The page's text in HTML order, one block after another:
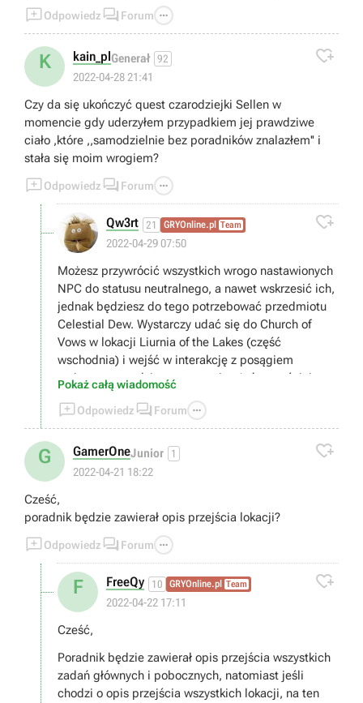
Odpowiedz  Forum 
K kain_plGenerał 92
2022-04-28 21:41

Czy da się ukończyć quest czarodziejki Sellen w
momencie gdy uderzyłem przypadkiem jej prawdziwe
ciało ,które ,,samodzielnie bez poradników znalazłem'' i
stała się moim wrogiem?
Odpowiedz  Forum 
Qw3rt 21 GRYOnline.pl Team
2022-04-29 07:50

Możesz przywrócić wszystkich wrogo nastawionych
NPC do statusu neutralnego, a nawet wskrzesić ich,
jednak będziesz do tego potrzebować przedmiotu
Celestial Dew. Wystarczy udać się do Church of
Vows w lokacji Liurnia of the Lakes (część
wschodnia) i wejść w interakcję z posągiem
stojącym w wodzie, a następnie użyć wcześniej
wymienionego przedmiotu.
Niestety nie znam polskich nazw, ale na pewno uda
Ci się ogarnąć temat bez tego :)
Pokaż całą wiadomość
Odpowiedz  Forum 
G GamerOneJunior 1
2022-04-21 18:22

Cześć,
poradnik będzie zawierał opis przejścia lokacji?
Odpowiedz  Forum 
F FreeQy 10 GRYOnline.pl Team
2022-04-22 17:11

Cześć,
Poradnik będzie zawierał opis przejścia wszystkich
zadań głównych i pobocznych, natomiast jeśli
chodzi o opis przejścia wszystkich lokacji, na ten